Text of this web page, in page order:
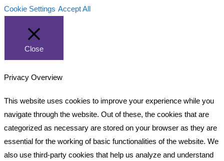
Cookie Settings Accept All
Close
Privacy Overview
This website uses cookies to improve your experience while you
navigate through the website. Out of these, the cookies that are
categorized as necessary are stored on your browser as they are
essential for the working of basic functionalities of the website. We
also use third-party cookies that help us analyze and understand